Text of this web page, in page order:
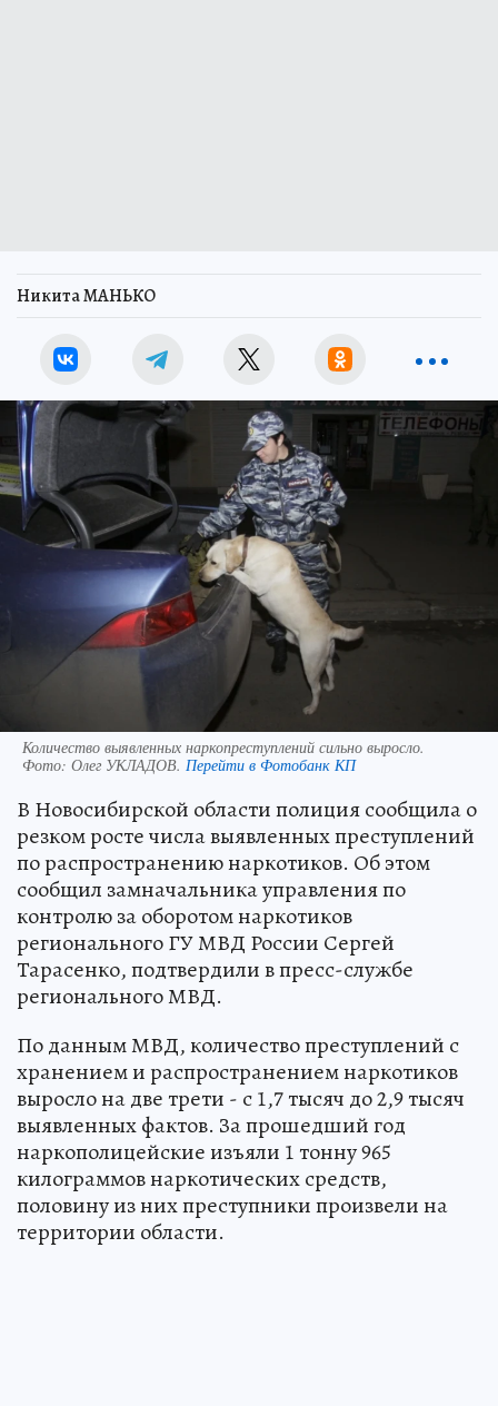
Никита МАНЬКО
Количество выявленных наркопреступлений сильно выросло.
Фото: Олег УКЛАДОВ. Перейти в Фотобанк КП
В Новосибирской области полиция сообщила о
резком росте числа выявленных преступлений
по распространению наркотиков. Об этом
сообщил замначальника управления по
контролю за оборотом наркотиков
регионального ГУ МВД России Сергей
Тарасенко, подтвердили в пресс-службе
регионального МВД.
По данным МВД, количество преступлений с
хранением и распространением наркотиков
выросло на две трети - с 1,7 тысяч до 2,9 тысяч
выявленных фактов. За прошедший год
наркополицейские изъяли 1 тонну 965
килограммов наркотических средств,
половину из них преступники произвели на
территории области.